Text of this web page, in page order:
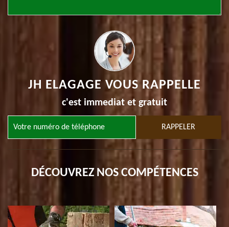
JH ELAGAGE VOUS RAPPELLE
c'est immediat et gratuit
DÉCOUVREZ NOS COMPÉTENCES